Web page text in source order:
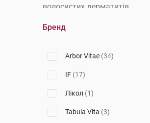
волосистих дерматитів
Пелюшковий дерматит
Препарати від акне та вугрів
Препарати від бородавок та
папілом
Препарати від опіків
Бренд
Arbor Vitae (34)
IF (17)
Лікол (1)
Tabula Vita (3)